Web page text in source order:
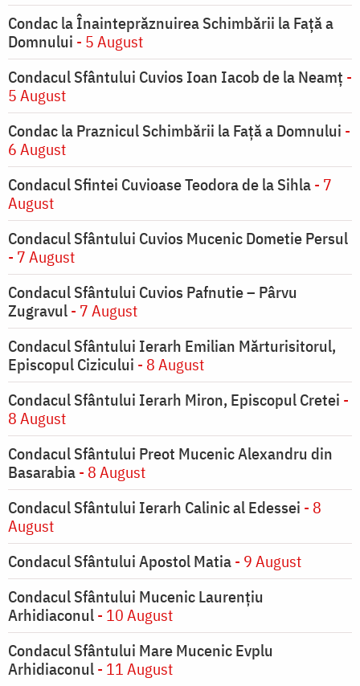
Condac la Înainteprăznuirea Schimbării la Faţă a
Domnului - 5 August
Condacul Sfântului Cuvios Ioan Iacob de la Neamț -
5 August
Condac la Praznicul Schimbării la Faţă a Domnului -
6 August
Condacul Sfintei Cuvioase Teodora de la Sihla- 7
August
Condacul Sfântului Cuvios Mucenic Dometie Persul
- 7 August
Condacul Sfântului Cuvios Pafnutie – Pârvu
Zugravul- 7 August
Condacul Sfântului Ierarh Emilian Mărturisitorul,
Episcopul Cizicului - 8 August
Condacul Sfântului Ierarh Miron, Episcopul Cretei -
8 August
Condacul Sfântului Preot Mucenic Alexandru din
Basarabia- 8 August
Condacul Sfântului Ierarh Calinic al Edessei - 8
August
Condacul Sfântului Apostol Matia- 9 August
Condacul Sfântului Mucenic Laurențiu
Arhidiaconul- 10 August
Condacul Sfântului Mare Mucenic Evplu
Arhidiaconul- 11 August